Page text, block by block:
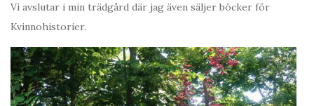
Vi avslutar i min trädgård där jag även säljer böcker för
Kvinnohistorier.